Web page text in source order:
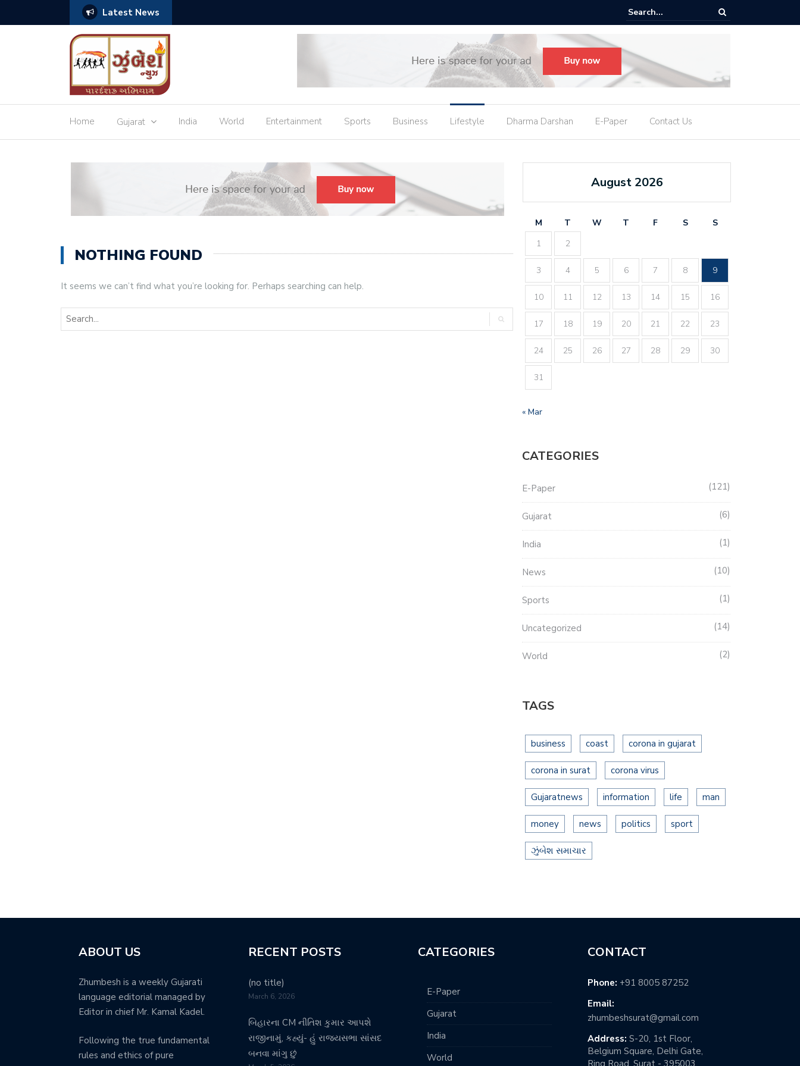
Latest News બિહારના CM નીતિશ કુમાર આપશે રાજીનામું, કહ્યું- હું રાજ્યસભા સાંસદ બનવા માંગુ છું
Home Gujarat India World Entertainment Sports Business Lifestyle Dharma Darshan E-Paper Contact Us
NOTHING FOUND
It seems we can’t find what you’re looking for. Perhaps searching can help.
August 2026
M T W T F S
S
1
2
3 4 5 6 7 8 9
10 11 12 13 14 15 16
17 18 19 20 21 22 23
24 25 26 27 28 29 30
31
« Mar
CATEGORIES
E-Paper 121
Gujarat 6
India 1
News 10
Sports 1
Uncategorized 14
World 2
TAGS
business coast corona in gujarat
corona in surat corona virus
Gujaratnews information life man
money news politics sport
ઝુંબેશ સમાચાર
ABOUT US
Zhumbesh is a weekly Gujarati
language editorial managed by
Editor in chief Mr. Kamal Kadel.
Following the true fundamental
rules and ethics of pure
RECENT POSTS
(no title)
March 6, 2026
બિહારના CM નીતિશ કુમાર આપશે
રાજીનામું, કહ્યું- હું રાજ્યસભા સાંસદ
બનવા માંગુ છું
CATEGORIES
E-Paper
Gujarat
India
World
CONTACT
Phone: +91 8005 87252
Email:
zhumbeshsurat@gmail.com
Address: S-20, 1st Floor,
Belgium Square, Delhi Gate,
Ring Road, Surat - 395003,